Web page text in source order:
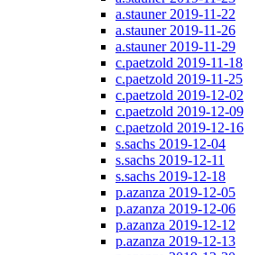
a.stauner 2019-11-22
a.stauner 2019-11-26
a.stauner 2019-11-29
c.paetzold 2019-11-18
c.paetzold 2019-11-25
c.paetzold 2019-12-02
c.paetzold 2019-12-09
c.paetzold 2019-12-16
s.sachs 2019-12-04
s.sachs 2019-12-11
s.sachs 2019-12-18
p.azanza 2019-12-05
p.azanza 2019-12-06
p.azanza 2019-12-12
p.azanza 2019-12-13